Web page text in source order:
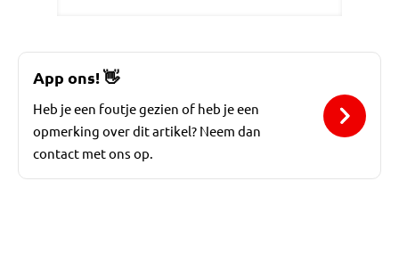
App ons!👋
Heb je een foutje gezien of heb je een
opmerking over dit artikel? Neem dan
contact met ons op.